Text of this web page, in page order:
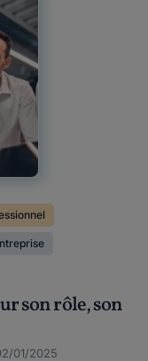
son rôle, son
01/2025